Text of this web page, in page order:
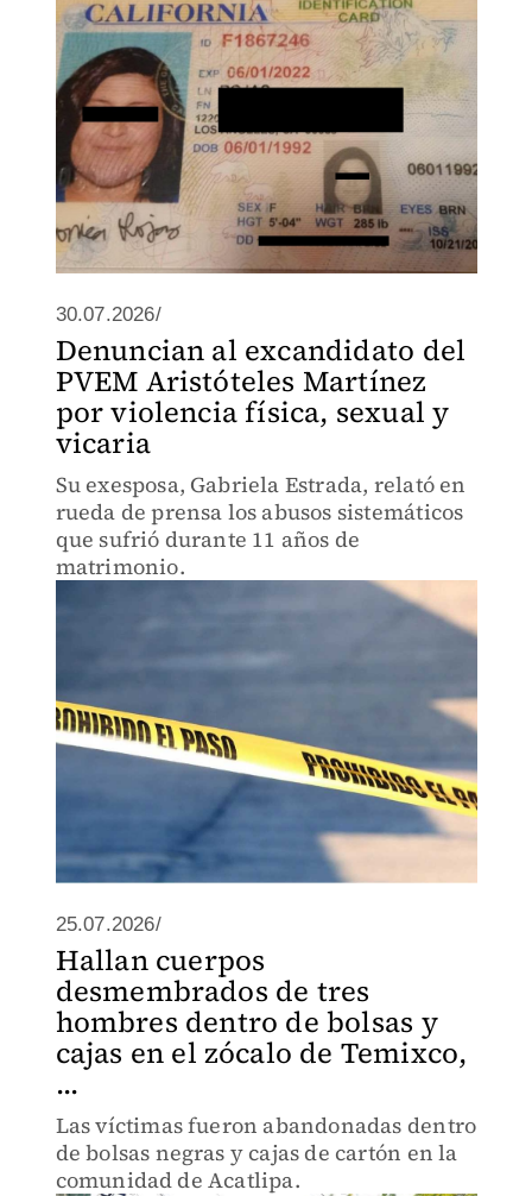
30.07.2026/
Denuncian al excandidato del
PVEM Aristóteles Martínez
por violencia física, sexual y
vicaria
Su exesposa, Gabriela Estrada, relató en
rueda de prensa los abusos sistemáticos
que sufrió durante 11 años de
matrimonio.
25.07.2026/
Hallan cuerpos
desmembrados de tres
hombres dentro de bolsas y
cajas en el zócalo de Temixco,
...
Las víctimas fueron abandonadas dentro
de bolsas negras y cajas de cartón en la
comunidad de Acatlipa.